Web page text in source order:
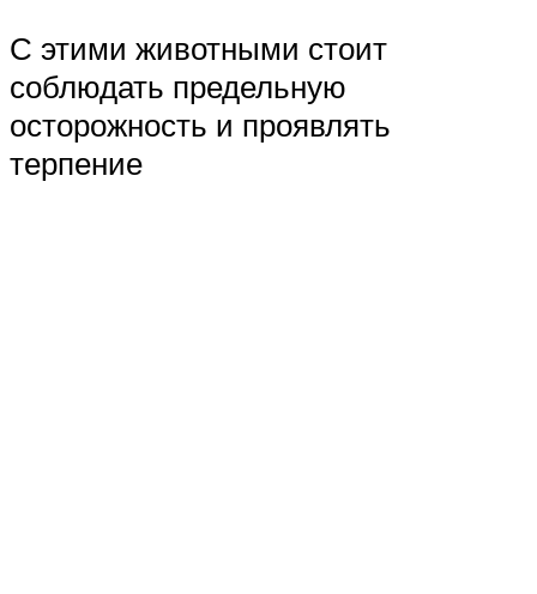
С этими животными стоит
соблюдать предельную
осторожность и проявлять
терпение